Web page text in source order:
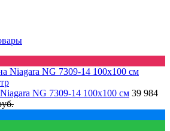
NG 7309-14 100x100 см 39 984